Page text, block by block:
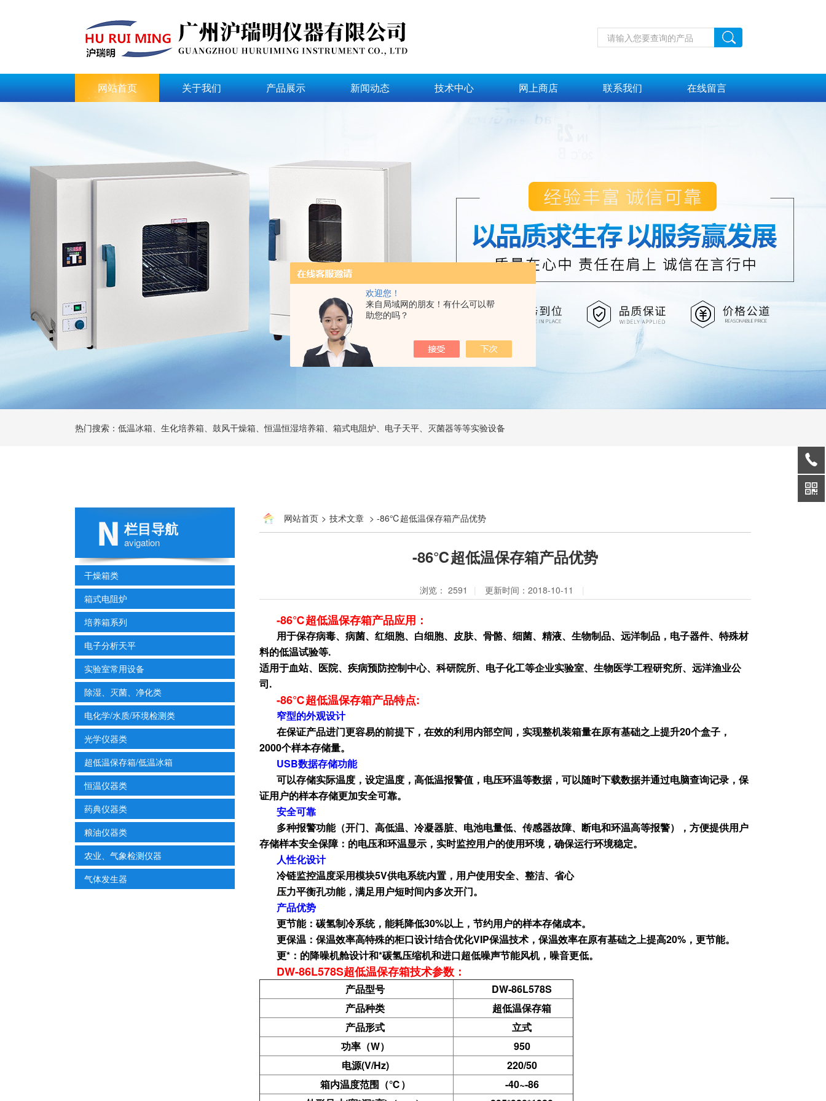
欢迎您！
来自局域网的朋友！有什么可以帮
助您的吗？
网站首页 关于我们 产品展示 新闻动态 技术中心 网上商店 联系我们 在线留言
热门搜索：低温冰箱、生化培养箱、鼓风干燥箱、恒温恒湿培养箱、箱式电阻炉、电子天平、灭菌器等等实验设备
栏目导航
avigation
干燥箱类
箱式电阻炉
培养箱系列
电子分析天平
实验室常用设备
除湿、灭菌、净化类
电化学/水质/环境检测类
光学仪器类
超低温保存箱/低温冰箱
恒温仪器类
药典仪器类
粮油仪器类
农业、气象检测仪器
气体发生器
网站首页 > 技术文章 > -86℃超低温保存箱产品优势
-86℃超低温保存箱产品优势
浏览： 2591 更新时间：2018-10-11
-86℃超低温保存箱产品应用：
用于保存病毒、病菌、红细胞、白细胞、皮肤、骨骼、细菌、精液、生物制品、远洋制品，电子器件、特殊材
料的低温试验等.
适用于血站、医院、疾病预防控制中心、科研院所、电子化工等企业实验室、生物医学工程研究所、远洋渔业公
司.
-86℃超低温保存箱产品特点:
窄型的外观设计
在保证产品进门更容易的前提下，在效的利用内部空间，实现整机装箱量在原有基础之上提升20个盒子，
2000个样本存储量。
USB数据存储功能
可以存储实际温度，设定温度，高低温报警值，电压环温等数据，可以随时下载数据并通过电脑查询记录，保
证用户的样本存储更加安全可靠。
安全可靠
多种报警功能（开门、高低温、冷凝器脏、电池电量低、传感器故障、断电和环温高等报警），方便提供用户
存储样本安全保障：的电压和环温显示，实时监控用户的使用环境，确保运行环境稳定。
人性化设计
冷链监控温度采用模块5V供电系统内置，用户使用安全、整洁、省心
压力平衡孔功能，满足用户短时间内多次开门。
产品优势
更节能：碳氢制冷系统，能耗降低30%以上，节约用户的样本存储成本。
更保温：保温效率高特殊的柜口设计结合优化VIP保温技术，保温效率在原有基础之上提高20%，更节能。
更*：的降噪机舱设计和*碳氢压缩机和进口超低噪声节能风机，噪音更低。
DW-86L578S超低温保存箱技术参数：
产品型号
DW-86L578S
产品种类
超低温保存箱
产品形式
立式
功率（W）
950
电源(V/Hz)
220/50
箱内温度范围（℃）
-40~-86